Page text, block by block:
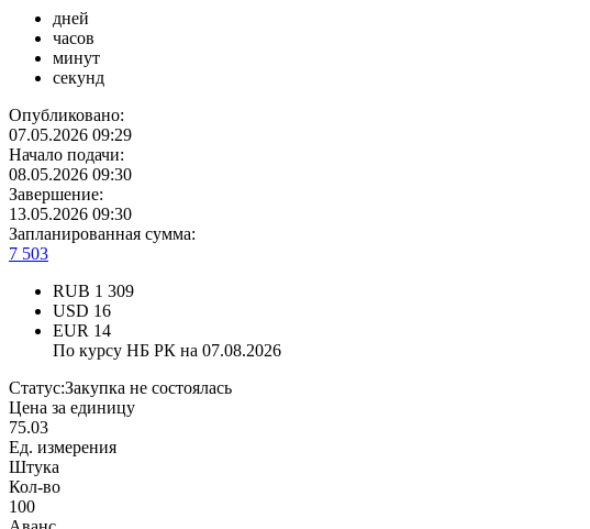
дней
часов
минут
секунд
Опубликовано:
07.05.2026 09:29
Начало подачи:
08.05.2026 09:30
Завершение:
13.05.2026 09:30
Запланированная сумма:
7 503
RUB 1 309
USD 16
EUR 14
По курсу НБ РК на 07.08.2026
Статус:Закупка не состоялась
Цена за единицу
75.03
Ед. измерения
Штука
Кол-во
100